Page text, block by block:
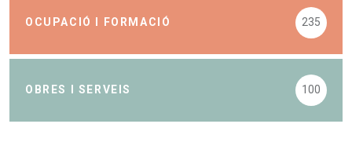
OCUPACIÓ I FORMACIÓ 235
OBRES I SERVEIS 100